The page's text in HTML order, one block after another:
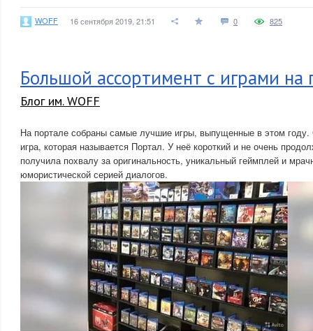
WOFF 16 сентября 2019, 21:51 0 825
Большой ассортимент с играми на
Блог им. WOFF
На портале собраны самые лучшие игры, выпущенные в этом году.
игра, которая называется Портал. У неё короткий и не очень
получила похвалу за оригинальность, уникальный геймплей и
юмористической серией диалогов.